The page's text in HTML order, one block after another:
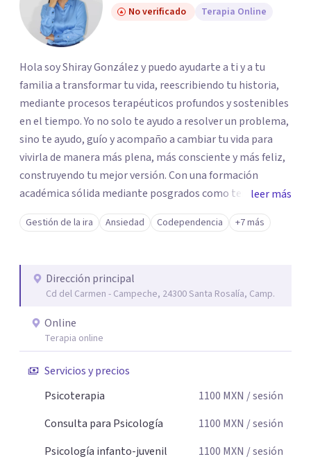
No verificado Terapia Online
Hola soy Shiray González y puedo ayudarte a ti y a tu
familia a transformar tu vida, reescribiendo tu historia,
mediante procesos terapéuticos profundos y sostenibles
en el tiempo. Yo no solo te ayudo a resolver un problema,
sino te ayudo, guío y acompaño a cambiar tu vida para
vivirla de manera más plena, más consciente y más feliz,
construyendo tu mejor versión. Con una formación
académica sólida mediante posgrados como terapeuta
breve, familiar e infantil, así como con respaldo
profesional y experiencia clínica de más de 26 años y
auténtica y comunicación clara y directa para darte
seguridad emocional y una dirección firme de tu proceso
de cambio.
leer más
Gestión de la ira Ansiedad Codependencia +7 más
Dirección principal
Cd del Carmen - Campeche, 24300 Santa Rosalía, Camp.
Online
Terapia online
Servicios y precios
Psicoterapia
1100 MXN / sesión
Consulta para Psicología
1100 MXN / sesión
Psicología infanto-juvenil
1100 MXN / sesión